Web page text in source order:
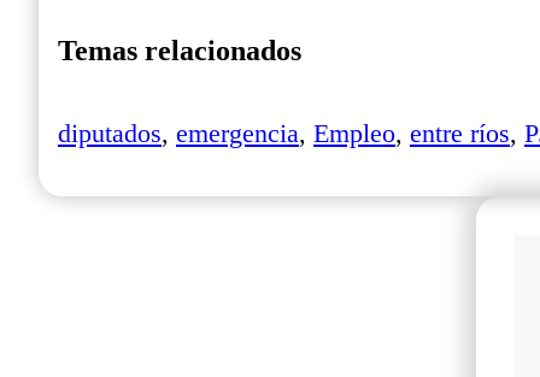
Temas relacionados
diputados, emergencia, Empleo, entre ríos,